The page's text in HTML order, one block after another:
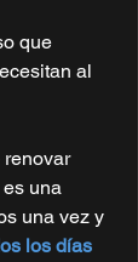
que
al
renovar
una
una vez y
los días